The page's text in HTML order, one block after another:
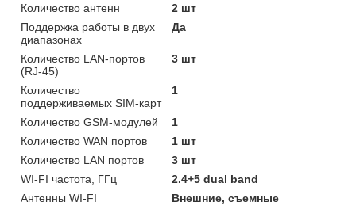
Количество антенн
2 шт
Поддержка работы в двух
диапазонах
Да
Количество LAN-портов
(RJ-45)
3 шт
Количество
поддерживаемых SIM-карт
1
Количество GSM-модулей
1
Количество WAN портов
1 шт
Количество LAN портов
3 шт
WI-FI частота, ГГц
2.4+5 dual band
Антенны WI-FI
Внешние, съемные